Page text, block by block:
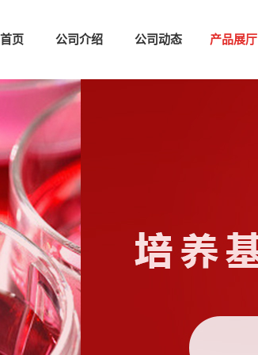
页 公司介绍 公司动态 产品展厅